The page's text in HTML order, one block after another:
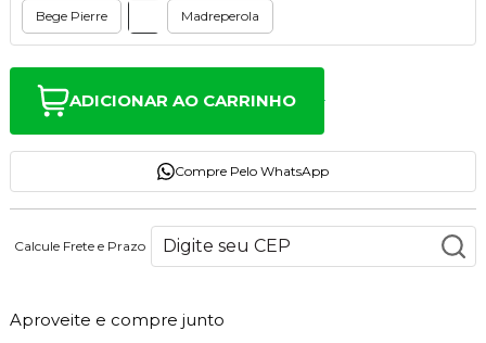
Bege Pierre Madreperola
ADICIONAR AO CARRINHO
Compre Pelo WhatsApp
Calcule Frete e Prazo
Aproveite e compre junto